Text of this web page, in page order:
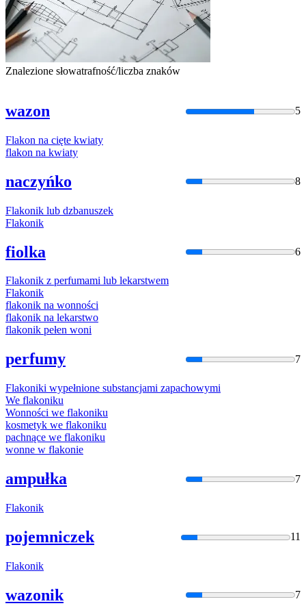
Znalezione słowatrafność/liczba znaków
wazon 5
Flakon na cięte kwiaty
flakon na kwiaty
naczyńko 8
Flakonik lub dzbanuszek
Flakonik
fiolka 6
Flakonik z perfumami lub lekarstwem
Flakonik
flakonik na wonności
flakonik na lekarstwo
flakonik pełen woni
perfumy 7
Flakoniki wypełnione substancjami zapachowymi
We flakoniku
Wonności we flakoniku
kosmetyk we flakoniku
pachnące we flakoniku
wonne w flakonie
ampułka 7
Flakonik
pojemniczek 11
Flakonik
wazonik 7